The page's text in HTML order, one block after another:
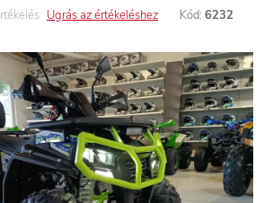
Ugrás az értékeléshez Kód: 6232